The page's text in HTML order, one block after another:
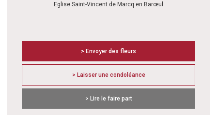
Eglise Saint-Vincent de Marcq en Barœul
> Envoyer des fleurs
> Laisser une condoléance
> Lire le faire part